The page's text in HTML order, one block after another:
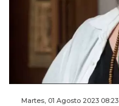
Martes, 01 Agosto 2023 08:23